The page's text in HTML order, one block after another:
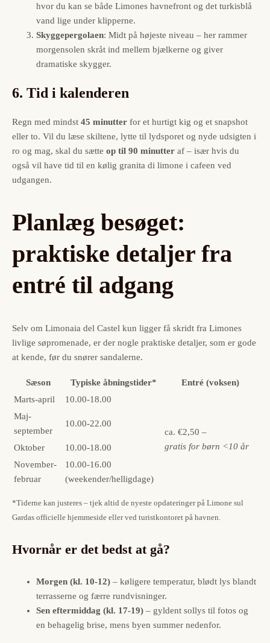
hvor du kan se både Limones havnefront og det turkisblå
vand lige under klipperne.
Skygge­pergolaen: Midt på højeste niveau – her rammer
morgensolen skråt ind mellem bjælkerne og giver
dramatiske skygger.
6. Tid i kalenderen
Regn med mindst 45 minutter for et hurtigt kig og et snapshot
eller to. Vil du læse skiltene, lytte til lydsporet og nyde udsigten i
ro og mag, skal du sætte op til 90 minutter af – især hvis du
også vil have tid til en kølig granita di limone i cafeen ved
udgangen.
Planlæg besøget:
praktiske detaljer fra
entré til adgang
Selv om Limonaia del Castel kun ligger få skridt fra Limones
livlige søpromenade, er der nogle praktiske detaljer, som er gode
at kende, før du snører sandalerne.
Sæson Typiske åbningstider*
Entré (voksen)
Marts-april
10.00-18.00
ca. €2,50 –
gratis for børn <10 år
Maj-
september
10.00-22.00
Oktober
10.00-18.00
November-
februar
10.00-16.00
(weekender/helligdage)
*Tiderne kan justeres – tjek altid de nyeste opdateringer på Limone sul
Gardas officielle hjemmeside eller ved turistkontoret på havnen.
Hvornår er det bedst at gå?
Morgen (kl. 10-12) – køligere temperatur, blødt lys blandt
terrasserne og færre rundvisninger.
Sen eftermiddag (kl. 17-19) – gyldent sollys til fotos og
en behagelig brise, mens byen summer nedenfor.